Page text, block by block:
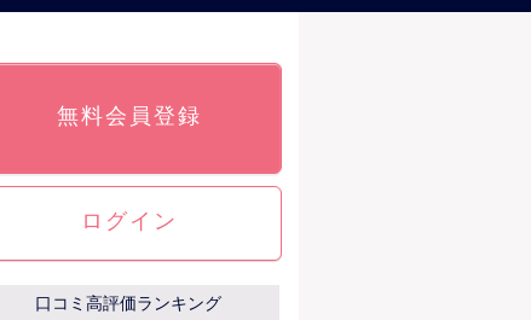
無料会員登録
ログイン
口コミ高評価ランキング